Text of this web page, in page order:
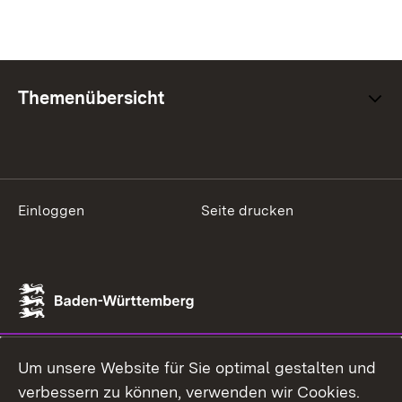
Themenübersicht
Einloggen Seite drucken
Um unsere Website für Sie optimal gestalten und
verbessern zu können, verwenden wir Cookies.